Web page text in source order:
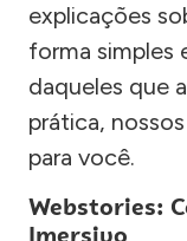
explicações
forma simples
daqueles que
prática,
para você.
Webstories:
Imersivo